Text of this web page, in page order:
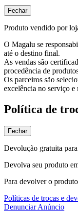
Fechar
Produto vendido por
O Magalu se
até o destino final.
As vendas são
procedência de
Os parceiros são
excelência no serviço e
Política de
Fechar
Devolução gratuita
Devolva seu produto
Para devolver o
Políticas de trocas e
Denunciar Anúncio